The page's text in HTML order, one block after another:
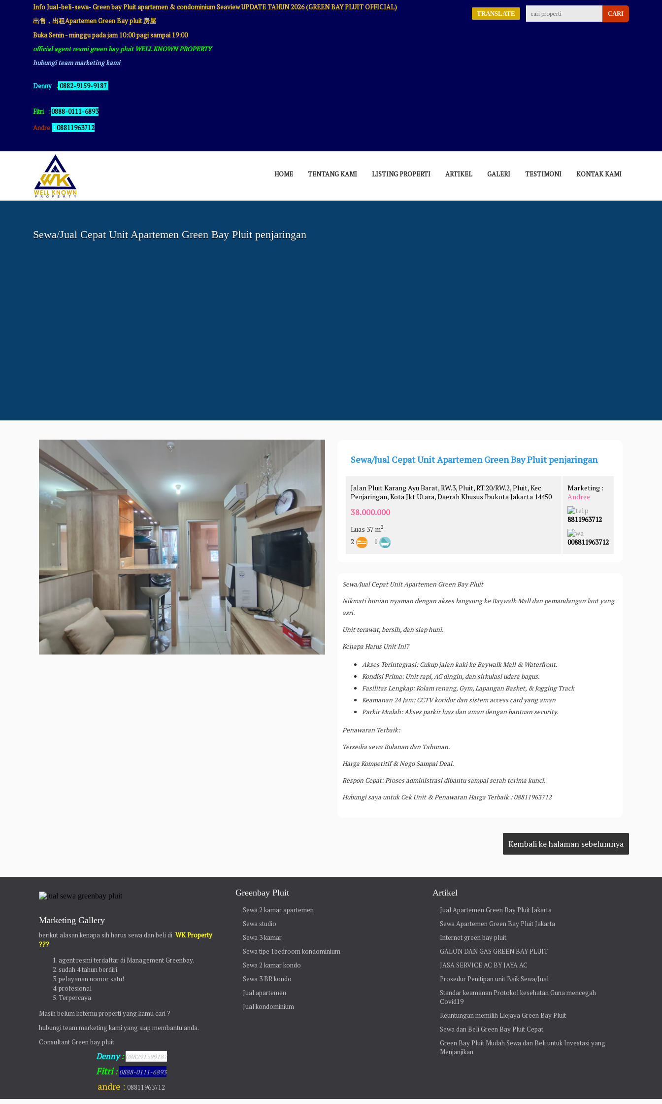
Info Jual-beli-sewa- Green bay Pluit apartemen & condominium Seaview UPDATE TAHUN 2026 (GREEN BAY PLUIT OFFICIAL)
出售，出租Apartemen Green Bay pluit 房屋
Buka Senin - minggu pada jam 10:00 pagi sampai 19:00
official agent resmi green bay pluit WELL KNOWN PROPERTY
hubungi team marketing kami
Denny :0882-9159-9187
Fitri :0888-0111-6893
Andre :08811963712
TRANSLATE
HOME TENTANG KAMI LISTING PROPERTI ARTIKEL GALERI TESTIMONI KONTAK KAMI
Sewa/Jual Cepat Unit Apartemen Green Bay Pluit penjaringan
Sewa/Jual Cepat Unit Apartemen Green Bay Pluit penjaringan
Jalan Pluit Karang Ayu Barat, RW.3, Pluit, RT.20/RW.2, Pluit, Kec.
Penjaringan, Kota Jkt Utara, Daerah Khusus Ibukota Jakarta 14450
38.000.000
Luas 37 m2
2 1
Marketing :
Andree
8811963712
008811963712
Sewa/Jual Cepat Unit Apartemen Green Bay Pluit
Nikmati hunian nyaman dengan akses langsung ke Baywalk Mall dan pemandangan laut yang
asri.
Unit terawat, bersih, dan siap huni.
Kenapa Harus Unit Ini?
Akses Terintegrasi: Cukup jalan kaki ke Baywalk Mall & Waterfront.
Kondisi Prima: Unit rapi, AC dingin, dan sirkulasi udara bagus.
Fasilitas Lengkap: Kolam renang, Gym, Lapangan Basket, & Jogging Track
Keamanan 24 Jam: CCTV koridor dan sistem access card yang aman
Parkir Mudah: Akses parkir luas dan aman dengan bantuan security.
Penawaran Terbaik:
Tersedia sewa Bulanan dan Tahunan.
Harga Kompetitif & Nego Sampai Deal.
Respon Cepat: Proses administrasi dibantu sampai serah terima kunci.
Hubungi saya untuk Cek Unit & Penawaran Harga Terbaik : 08811963712
Marketing Gallery
berikut alasan kenapa sih harus sewa dan beli diWK Property
???
agent resmi terdaftar di Management Greenbay.
sudah 4 tahun berdiri.
pelayanan nomor satu!
profesional
Terpercaya
Masih belum ketemu properti yang kamu cari ?
hubungi team marketing kami yang siap membantu anda.
Consultant Green bay pluit
Denny:088291599187
Fitri:0888-0111-6893
andre :08811963712
Greenbay Pluit
Sewa 2 kamar apartemen
Sewa studio
Sewa 3 kamar
Sewa tipe 1bedroom kondominium
Sewa 2 kamar kondo
Sewa 3 BR kondo
Jual apartemen
Jual kondominium
Artikel
Jual Apartemen Green Bay Pluit Jakarta
Sewa Apartemen Green Bay Pluit Jakarta
Internet green bay pluit
GALON DAN GAS GREEN BAY PLUIT
JASA SERVICE AC BY JAYA AC
Prosedur Penitipan unit Baik Sewa/Jual
Standar keamanan Protokol kesehatan Guna mencegah
Covid19
Keuntungan memilih Liejaya Green Bay Pluit
Sewa dan Beli Green Bay Pluit Cepat
Green Bay Pluit Mudah Sewa dan Beli untuk Investasi yang
Menjanjikan